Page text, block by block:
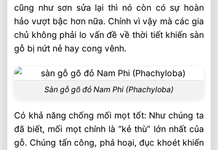
cũng như sơn sửa lại thì nó còn có sự hoàn
hảo vượt bậc hơn nữa. Chính vì vậy mà các gia
chủ không phải lo vấn đề về thời tiết khiến sàn
gỗ bị nứt nẻ hay cong vênh.
Sàn gỗ gõ đỏ Nam Phi (Phachyloba)
Có khả năng chống mối mọt tốt: Như chúng ta
đã biết, mối mọt chính là “kẻ thù” lớn nhất của
gỗ. Chúng tấn công, phá hoại, đục khoét khiến